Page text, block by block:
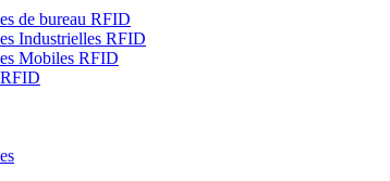
de bureau RFID
Industrielles RFID
Mobiles RFID